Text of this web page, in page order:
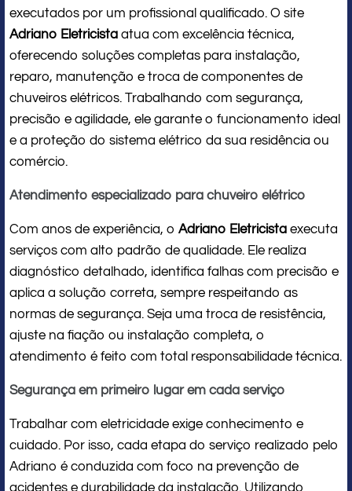
executados por um profissional qualificado. O site
Adriano Eletricista atua com excelência técnica,
oferecendo soluções completas para instalação,
reparo, manutenção e troca de componentes de
chuveiros elétricos. Trabalhando com segurança,
precisão e agilidade, ele garante o funcionamento ideal
e a proteção do sistema elétrico da sua residência ou
comércio.
Atendimento especializado para chuveiro elétrico
Com anos de experiência, o Adriano Eletricista executa
serviços com alto padrão de qualidade. Ele realiza
diagnóstico detalhado, identifica falhas com precisão e
aplica a solução correta, sempre respeitando as
normas de segurança. Seja uma troca de resistência,
ajuste na fiação ou instalação completa, o
atendimento é feito com total responsabilidade técnica.
Segurança em primeiro lugar em cada serviço
Trabalhar com eletricidade exige conhecimento e
cuidado. Por isso, cada etapa do serviço realizado pelo
Adriano é conduzida com foco na prevenção de
acidentes e durabilidade da instalação. Utilizando